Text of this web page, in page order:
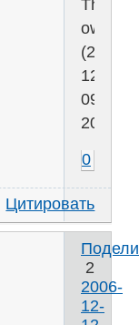
The
owner
(2006-
12-
09
0
Цитировать
2
2006-
12-